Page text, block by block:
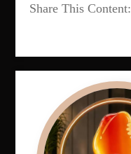
Share This Content: